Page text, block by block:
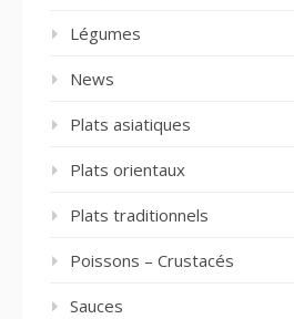
Légumes
News
Plats asiatiques
Plats orientaux
Plats traditionnels
Poissons – Crustacés
Sauces